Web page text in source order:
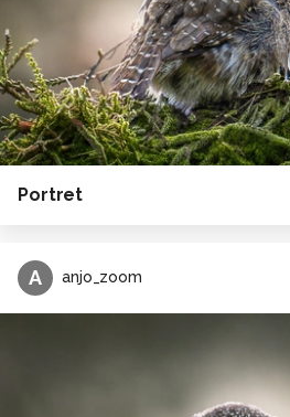
Portret
A anjo_zoom